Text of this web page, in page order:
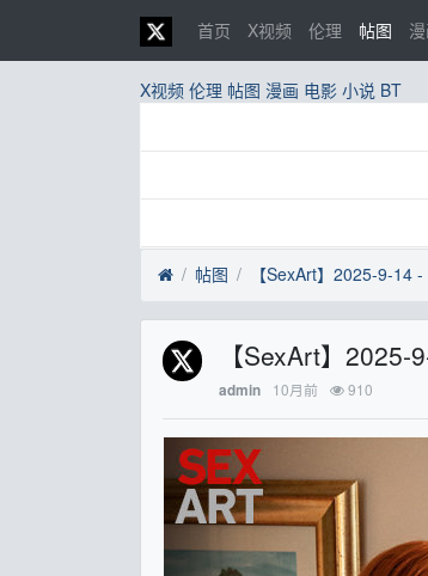
首页 X视频 伦理 帖图
X视频 伦理 帖图 漫画 电影 小说 BT
帖图 【SexArt】2025-9-14
【SexArt】
admin 10月前 910